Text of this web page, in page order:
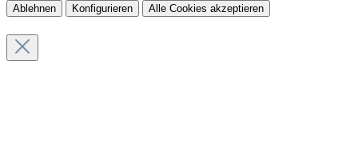
Ablehnen Konfigurieren Alle Cookies akzeptieren